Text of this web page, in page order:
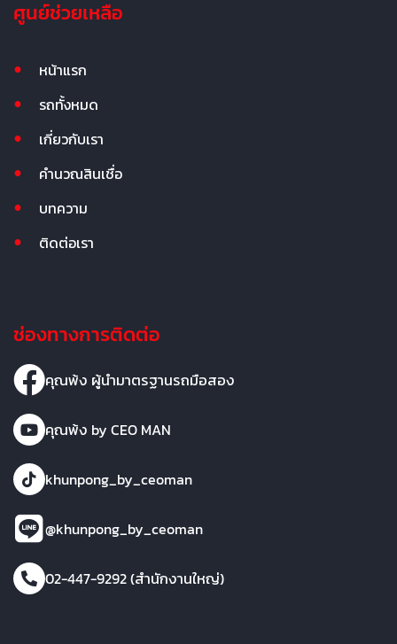
ศูนย์ช่วยเหลือ
หน้าแรก
รถทั้งหมด
เกี่ยวกับเรา
คำนวณสินเชื่อ
บทความ
ติดต่อเรา
ช่องทางการติดต่อ
คุณพ้ง ผู้นำมาตรฐานรถมือสอง
คุณพ้ง by CEO MAN
khunpong_by_ceoman
@khunpong_by_ceoman
02-447-9292 (สำนักงานใหญ่)